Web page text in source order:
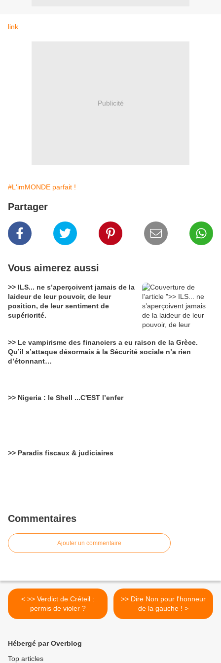
link
Publicité
#L'imMONDE parfait !
Partager
Vous aimerez aussi
>> ILS... ne s’aperçoivent jamais de la
laideur de leur pouvoir, de leur
position, de leur sentiment de
supériorité.
>> Le vampirisme des financiers a eu raison de la Grèce.
Qu’il s’attaque désormais à la Sécurité sociale n’a rien
d’étonnant…
>> Nigeria : le Shell ...C'EST l’enfer
>> Paradis fiscaux & judiciaires
Commentaires
Ajouter un commentaire
< >> Verdict de Créteil :
permis de violer ?
>> Dire Non pour l'honneur
de la gauche ! >
Hébergé par Overblog
Top articles